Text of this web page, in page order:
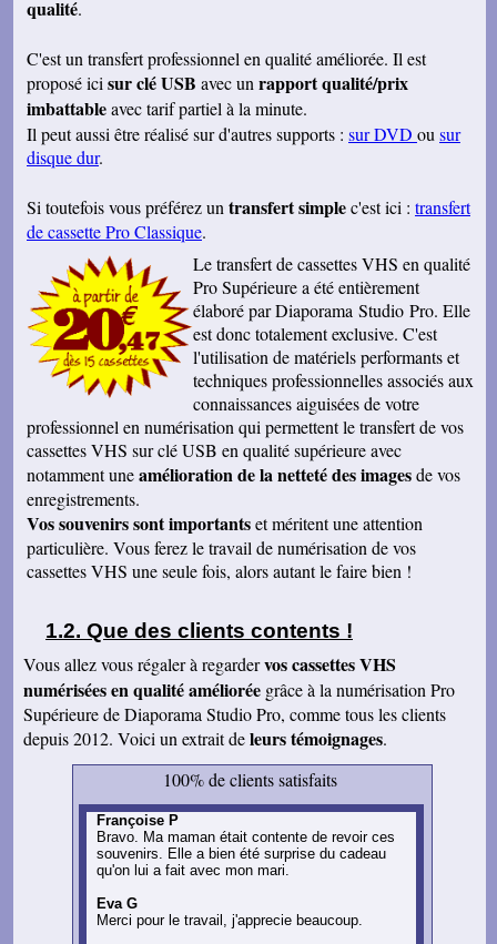
qualité.
C'est un transfert professionnel en qualité améliorée. Il est
proposé ici sur clé USB avec un rapport qualité/prix
imbattableavec tarif partiel à la minute.
Il peut aussi être réalisé sur d'autres supports : sur DVD ou sur
disque dur.
Si toutefois vous préférez un transfert simplec'est ici : transfert
de cassette Pro Classique.
Le transfert de cassettes VHS en qualité
Pro Supérieure a été entièrement
élaboré par Diaporama Studio Pro. Elle
est donc totalement exclusive. C'est
l'utilisation de matériels performants et
techniques professionnelles associés aux
connaissances aiguisées de votre
professionnel en numérisation qui permettent le transfert de vos
cassettes VHS sur clé USB en qualité supérieureavec
notamment uneamélioration de la netteté des imagesde vos
enregistrements.
Vos souvenirs sont importantset méritent une attention
particulière. Vous ferez le travail de numérisation de vos
cassettes VHS une seule fois, alors autant le faire bien !
Que des clients contents !
Vous allez vous régaler à regardervos cassettes VHS
numérisées en qualité améliorée grâce à la numérisation Pro
Supérieure de Diaporama Studio Pro, comme tous les clients
depuis 2012. Voici un extrait deleurs témoignages.
100% de clients satisfaits
Françoise P
Bravo. Ma maman était contente de revoir ces
souvenirs. Elle a bien été surprise du cadeau
qu'on lui a fait avec mon mari.
Eva G
Merci pour le travail, j'apprecie beaucoup.